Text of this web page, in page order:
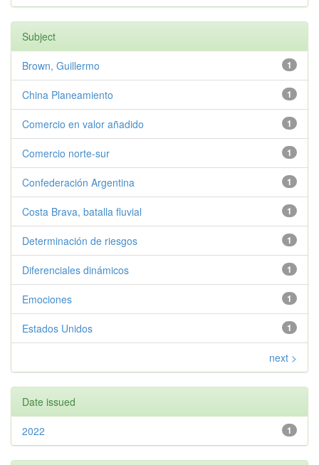
Subject
1
Brown, Guillermo
1
China Planeamiento
1
Comercio en valor añadido
1
Comercio norte-sur
1
Confederación Argentina
1
Costa Brava, batalla fluvial
1
Determinación de riesgos
1
Diferenciales dinámicos
1
Emociones
1
Estados Unidos
next >
Date issued
1
2022